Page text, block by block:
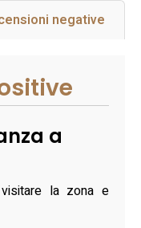
negative
a
la zona e